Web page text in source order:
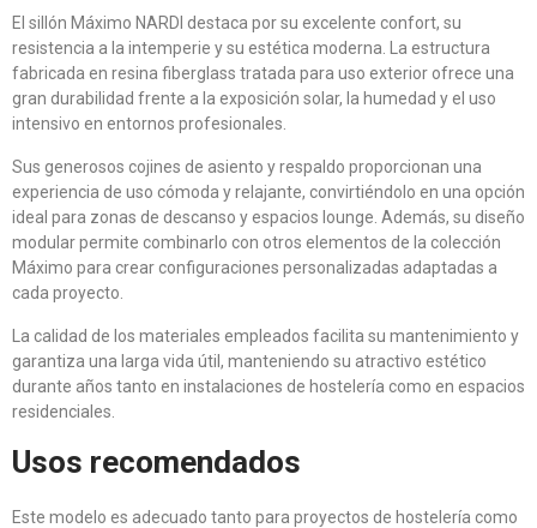
El sillón Máximo NARDI destaca por su excelente confort, su
resistencia a la intemperie y su estética moderna. La estructura
fabricada en resina fiberglass tratada para uso exterior ofrece una
gran durabilidad frente a la exposición solar, la humedad y el uso
intensivo en entornos profesionales.
Sus generosos cojines de asiento y respaldo proporcionan una
experiencia de uso cómoda y relajante, convirtiéndolo en una opción
ideal para zonas de descanso y espacios lounge. Además, su diseño
modular permite combinarlo con otros elementos de la colección
Máximo para crear configuraciones personalizadas adaptadas a
cada proyecto.
La calidad de los materiales empleados facilita su mantenimiento y
garantiza una larga vida útil, manteniendo su atractivo estético
durante años tanto en instalaciones de hostelería como en espacios
residenciales.
Usos recomendados
Este modelo es adecuado tanto para proyectos de hostelería como